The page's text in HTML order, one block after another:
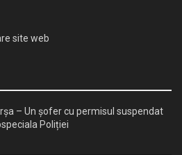
site web
– Un șofer cu permisul suspendat
Poliției